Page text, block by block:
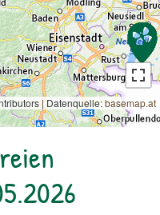
| Datenquelle:basemap.at